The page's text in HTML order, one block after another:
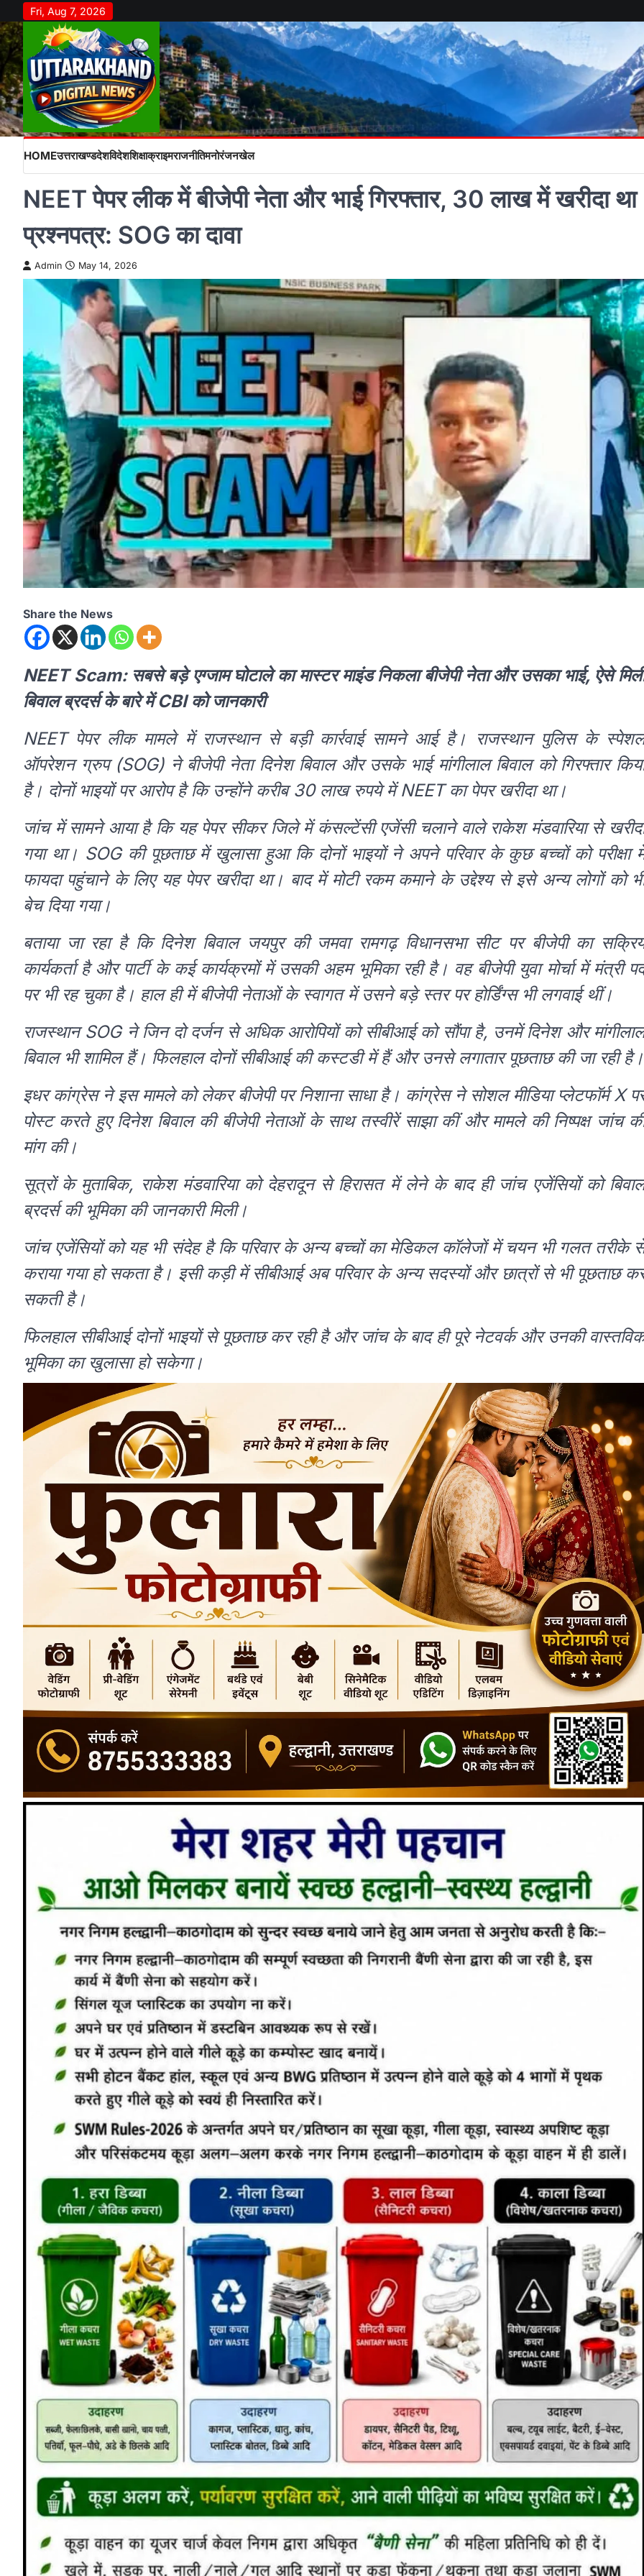
to
content
Fri, Aug 7, 2026
HOMEउत्तराखण्डदेशविदेशशिक्षाक्राइमराजनीतिमनोरंजनखेल
NEET पेपर लीक में बीजेपी नेता और भाई गिरफ्तार, 30 लाख में खरीदा था
प्रश्नपत्र: SOG का दावा
Admin May 14, 2026
Share the News
NEET Scam: सबसे बड़े एग्जाम घोटाले का मास्टर माइंड निकला बीजेपी नेता और उसका भाई, ऐसे
बिवाल ब्रदर्स के बारे में CBI को जानकारी
NEET पेपर लीक मामले में राजस्थान से बड़ी कार्रवाई सामने आई है। राजस्थान पुलिस के
ऑपरेशन ग्रुप (SOG) ने बीजेपी नेता दिनेश बिवाल और उसके भाई मांगीलाल बिवाल को गिरफ्तार
है। दोनों भाइयों पर आरोप है कि उन्होंने करीब 30 लाख रुपये में NEET का पेपर खरीदा था।
जांच में सामने आया है कि यह पेपर सीकर जिले में कंसल्टेंसी एजेंसी चलाने वाले राकेश मंडवारिया से
गया था। SOG की पूछताछ में खुलासा हुआ कि दोनों भाइयों ने अपने परिवार के कुछ बच्चों को परीक्षा
फायदा पहुंचाने के लिए यह पेपर खरीदा था। बाद में मोटी रकम कमाने के उद्देश्य से इसे अन्य लोगों को
बेच दिया गया।
बताया जा रहा है कि दिनेश बिवाल जयपुर की जमवा रामगढ़ विधानसभा सीट पर बीजेपी का
कार्यकर्ता है और पार्टी के कई कार्यक्रमों में उसकी अहम भूमिका रही है। वह बीजेपी युवा मोर्चा में मंत्री
पर भी रह चुका है। हाल ही में बीजेपी नेताओं के स्वागत में उसने बड़े स्तर पर होर्डिंग्स भी लगवाई थीं।
राजस्थान SOG ने जिन दो दर्जन से अधिक आरोपियों को सीबीआई को सौंपा है, उनमें दिनेश और
बिवाल भी शामिल हैं। फिलहाल दोनों सीबीआई की कस्टडी में हैं और उनसे लगातार पूछताछ की जा रही है।
इधर कांग्रेस ने इस मामले को लेकर बीजेपी पर निशाना साधा है। कांग्रेस ने सोशल मीडिया प्लेटफॉर्म X
पोस्ट करते हुए दिनेश बिवाल की बीजेपी नेताओं के साथ तस्वीरें साझा कीं और मामले की निष्पक्ष जांच
मांग की।
सूत्रों के मुताबिक, राकेश मंडवारिया को देहरादून से हिरासत में लेने के बाद ही जांच एजेंसियों को
ब्रदर्स की भूमिका की जानकारी मिली।
जांच एजेंसियों को यह भी संदेह है कि परिवार के अन्य बच्चों का मेडिकल कॉलेजों में चयन भी गलत तरीके
कराया गया हो सकता है। इसी कड़ी में सीबीआई अब परिवार के अन्य सदस्यों और छात्रों से भी पूछताछ
सकती है।
फिलहाल सीबीआई दोनों भाइयों से पूछताछ कर रही है और जांच के बाद ही पूरे नेटवर्क और उनकी
भूमिका का खुलासा हो सकेगा।